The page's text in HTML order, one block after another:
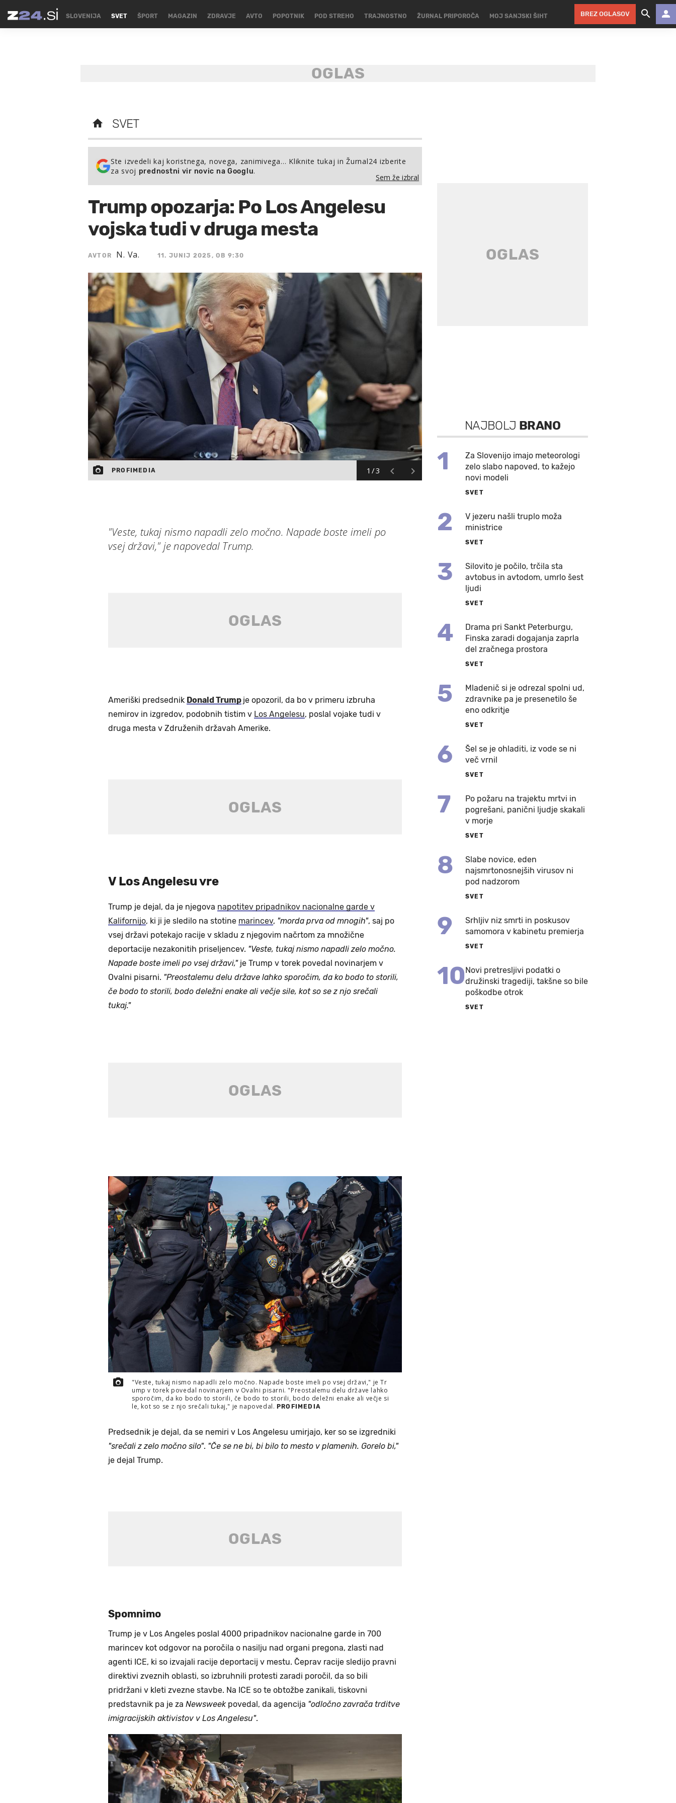
SLOVENIJA SVET ŠPORT MAGAZIN ZDRAVJE AVTO POPOTNIK POD STREHO TRAJNOSTNO ŽURNAL PRIPOROČA MOJ SANJSKI ŠIHT BREZ OGLASOV
SVET
Ste izvedeli kaj koristnega, novega, zanimivega… Kliknite tukaj in Žurnal24 izberite
za svoj prednostni vir novic na Googlu.
Sem že izbral
Trump opozarja: Po Los Angelesu
vojska tudi v druga mesta
AVTOR N. Va. 11. JUNIJ 2025, OB 9:30
1/3
PROFIMEDIA
"Veste, tukaj nismo napadli zelo močno. Napade boste imeli po
vsej državi," je napovedal Trump.
Ameriški predsednik Donald Trump je opozoril, da bo v primeru izbruha
nemirov in izgredov, podobnih tistim v Los Angelesu, poslal vojake tudi v
druga mesta v Združenih državah Amerike.
V Los Angelesu vre
Trump je dejal, da je njegova napotitev pripadnikov nacionalne garde v
Kalifornijo, ki ji je sledilo na stotine marincev, "morda prva od mnogih", saj po
vsej državi potekajo racije v skladu z njegovim načrtom za množične
deportacije nezakonitih priseljencev. "Veste, tukaj nismo napadli zelo močno.
Napade boste imeli po vsej državi,"je Trump v torek povedal novinarjem v
Ovalni pisarni. "Preostalemu delu države lahko sporočim, da ko bodo to storili,
če bodo to storili, bodo deležni enake ali večje sile, kot so se z njo srečali
tukaj."
"Veste, tukaj nismo napadli zelo močno. Napade boste imeli po vsej državi," je Tr
ump v torek povedal novinarjem v Ovalni pisarni. "Preostalemu delu države lahko
sporočim, da ko bodo to storili, če bodo to storili, bodo deležni enake ali večje si
le, kot so se z njo srečali tukaj," je napovedal. PROFIMEDIA
Predsednik je dejal, da se nemiri v Los Angelesu umirjajo, ker so se izgredniki
"srečali z zelo močno silo". "Če se ne bi, bi bilo to mesto v plamenih. Gorelo bi,"
je dejal Trump.
Spomnimo
Trump je v Los Angeles poslal 4000 pripadnikov nacionalne garde in 700
marincev kot odgovor na poročila o nasilju nad organi pregona, zlasti nad
agenti ICE, ki so izvajali racije deportacij v mestu. Čeprav racije sledijo pravni
direktivi zveznih oblasti, so izbruhnili protesti zaradi poročil, da so bili
pridržani v kleti zvezne stavbe. Na ICE so te obtožbe zanikali, tiskovni
predstavnik pa je za Newsweekpovedal, da agencija "odločno zavrača trditve
imigracijskih aktivistov v Los Angelesu".
NAJBOLJ BRANO
1
Za Slovenijo imajo meteorologi
zelo slabo napoved, to kažejo
novi modeli
SVET
2
V jezeru našli truplo moža
ministrice
SVET
3
Silovito je počilo, trčila sta
avtobus in avtodom, umrlo šest
ljudi
SVET
4
Drama pri Sankt Peterburgu,
Finska zaradi dogajanja zaprla
del zračnega prostora
SVET
5
Mladenič si je odrezal spolni ud,
zdravnike pa je presenetilo še
eno odkritje
SVET
6
Šel se je ohladiti, iz vode se ni
več vrnil
SVET
7
Po požaru na trajektu mrtvi in
pogrešani, panični ljudje skakali
v morje
SVET
8
Slabe novice, eden
najsmrtonosnejših virusov ni
pod nadzorom
SVET
9
Srhljiv niz smrti in poskusov
samomora v kabinetu premierja
SVET
10Novi pretresljivi podatki o
družinski tragediji, takšne so bile
poškodbe otrok
SVET